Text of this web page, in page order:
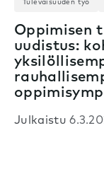
Tulevaisuuden työ
Oppimisen
uudistus:
Julkaistu